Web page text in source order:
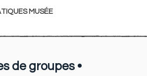
MUSÉE
de groupes •